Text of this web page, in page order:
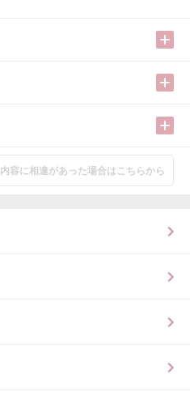
内容に相違があった場合はこちらから